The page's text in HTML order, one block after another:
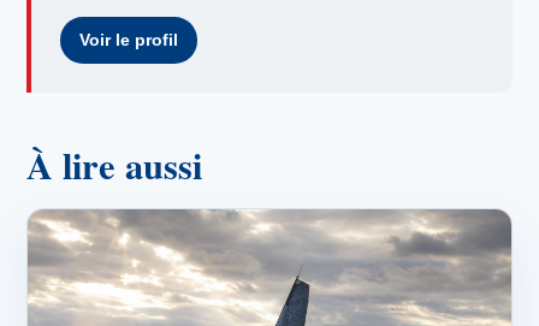
Voir le profil
À lire aussi